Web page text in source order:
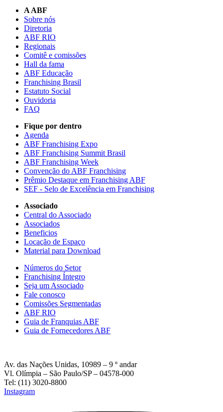
A ABF
Sobre nós
Diretoria
ABF RIO
Regionais
Comitê e comissões
Hall da fama
ABF Educação
Franchising Brasil
Estatuto Social
Ouvidoria
FAQ
Fique por dentro
Agenda
ABF Franchising Expo
ABF Franchising Summit Brasil
ABF Franchising Week
Convenção do ABF Franchising
Prêmio Destaque em Franchising ABF
SEF - Selo de Excelência em Franchising
Associado
Central do Associado
Associados
Beneficios
Locação de Espaço
Material para Download
Números do Setor
Franchising Íntegro
Seja um Associado
Fale conosco
Comissões Segmentadas
ABF RIO
Guia de Franquias ABF
Guia de Fornecedores ABF
Av. das Nações Unidas, 10989 – 9 º andar
Vl. Olímpia – São Paulo/SP – 04578-000
Tel: (11) 3020-8800
Instagram